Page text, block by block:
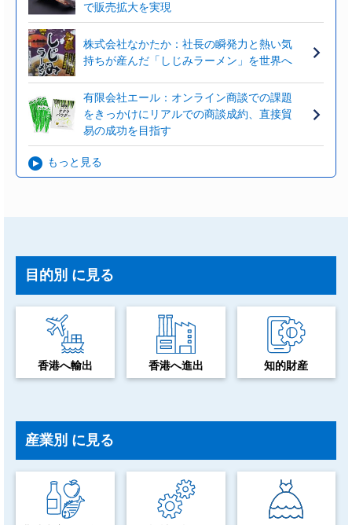
で販売拡大を実現
株式会社なかたか：社長の瞬発力と熱い気
持ちが産んだ「しじみラーメン」を世界へ
有限会社エール：オンライン商談での課題
をきっかけにリアルでの商談成約、直接貿
易の成功を目指す​
もっと見る
目的別 に見る
香港へ輸出 香港へ進出 知的財産
産業別 に見る